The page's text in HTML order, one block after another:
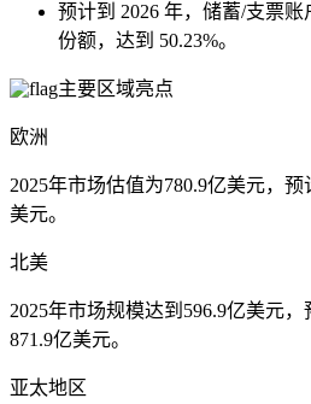
预计到 2026 年，储蓄/支票
份额，达到 50.23%。
主要区域亮点
欧洲
2025年市场估值为780.9亿美元，预
美元。
北美
2025年市场规模达到596.9亿美元
871.9亿美元。
亚太地区